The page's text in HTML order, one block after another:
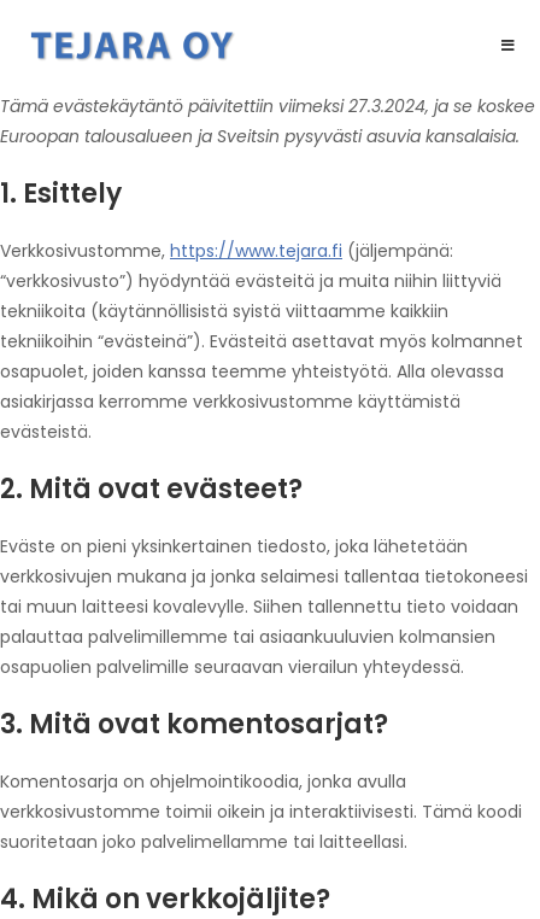
Tämä evästekäytäntö päivitettiin viimeksi 27.3.2024, ja se koskee
Euroopan talousalueen ja Sveitsin pysyvästi asuvia kansalaisia.
1. Esittely
Verkkosivustomme, https://www.tejara.fi (jäljempänä:
“verkkosivusto”) hyödyntää evästeitä ja muita niihin liittyviä
tekniikoita (käytännöllisistä syistä viittaamme kaikkiin
tekniikoihin “evästeinä”). Evästeitä asettavat myös kolmannet
osapuolet, joiden kanssa teemme yhteistyötä. Alla olevassa
asiakirjassa kerromme verkkosivustomme käyttämistä
evästeistä.
2. Mitä ovat evästeet?
Eväste on pieni yksinkertainen tiedosto, joka lähetetään
verkkosivujen mukana ja jonka selaimesi tallentaa tietokoneesi
tai muun laitteesi kovalevylle. Siihen tallennettu tieto voidaan
palauttaa palvelimillemme tai asiaankuuluvien kolmansien
osapuolien palvelimille seuraavan vierailun yhteydessä.
3. Mitä ovat komentosarjat?
Komentosarja on ohjelmointikoodia, jonka avulla
verkkosivustomme toimii oikein ja interaktiivisesti. Tämä koodi
suoritetaan joko palvelimellamme tai laitteellasi.
4. Mikä on verkkojäljite?